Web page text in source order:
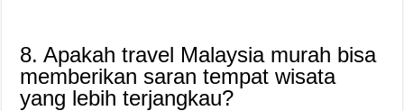
8. Apakah travel Malaysia murah bisa
memberikan saran tempat wisata
yang lebih terjangkau?